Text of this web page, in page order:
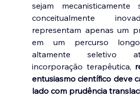
sejam mecanisticamente
conceitualmente
representam apenas um
em um percurso
altamente seletivo
incorporação terapêutica,
entusiasmo científico deve
lado com prudência